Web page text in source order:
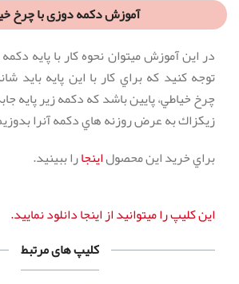
آموزش دكمه دوزی با چرخ
در اين آموزش ميتوان نحوه كار با پايه دكمه
توجه كنيد كه براي كار با اين پايه بايد
زيكزاك به عرض روزنه هاي دكمه آنرا بدوزيم.
براي خريد اين محصولاينجارا ببينيد.
اين كليپ را ميتوانيد از اينجا دانلود نماييد.
کلیپ های مرتبط